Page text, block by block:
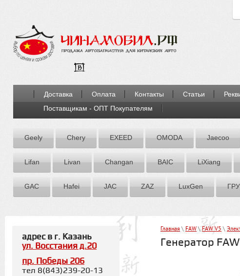
Доставка Оплата Контакты Статьи
Поставщикам - ОПТ Покупателям
Geely Chery EXEED OMODA Jaecoo
Lifan Livan Chаngаn BAIC LiXiang
GAC Hafei JAC ZАZ LuxGen
Главная \ FАW \FAW V5 \
Генератор
адрес в г. Казань
ул. Восстания д.20
пр. Победы 206
тел 8(843)239-20-13